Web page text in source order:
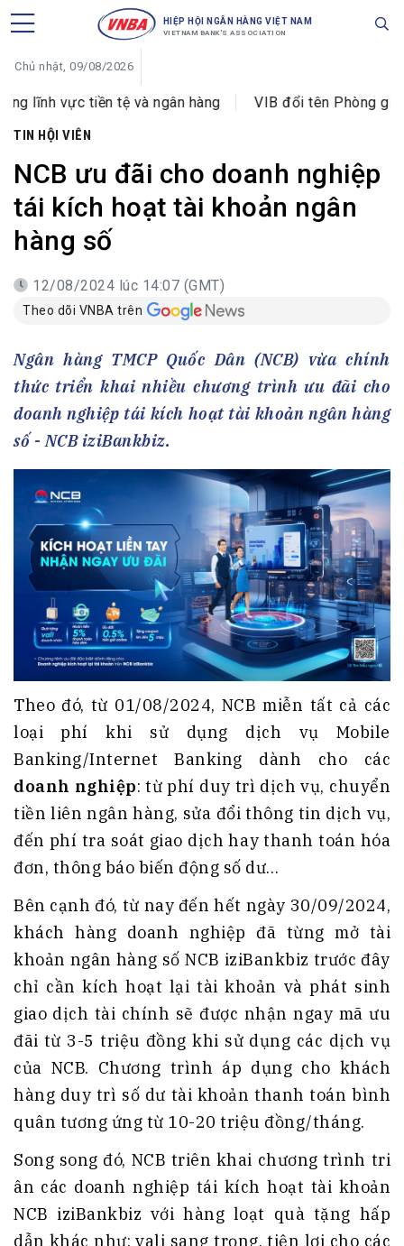
HIỆP HỘI NGÂN HÀNG VIỆT NAM
VIETNAM BANK'S ASSOCIATION
Chủ nhật, 09/08/2026
tiền tệ và ngân hàng VIB đổi tên Phòng giao dịch
TIN HỘI VIÊN
NCB ưu đãi cho doanh nghiệp
tái kích hoạt tài khoản ngân
hàng số
12/08/2024 lúc 14:07 (GMT)
Theo dõi VNBA trên
Ngân hàng TMCP Quốc Dân (NCB) vừa chính
thức triển khai nhiều chương trình ưu đãi cho
doanh nghiệp tái kích hoạt tài khoản ngân hàng
số - NCB iziBankbiz.
Theo đó, từ 01/08/2024, NCB miễn tất cả các
loại phí khi sử dụng dịch vụ Mobile
Banking/Internet Banking dành cho các
doanh nghiệp: từ phí duy trì dịch vụ, chuyển
tiền liên ngân hàng, sửa đổi thông tin dịch vụ,
đến phí tra soát giao dịch hay thanh toán hóa
đơn, thông báo biến động số dư…
Bên cạnh đó, từ nay đến hết ngày 30/09/2024,
khách hàng doanh nghiệp đã từng mở tài
khoản ngân hàng số NCB iziBankbiz trước đây
chỉ cần kích hoạt lại tài khoản và phát sinh
giao dịch tài chính sẽ được nhận ngay mã ưu
đãi từ 3-5 triệu đồng khi sử dụng các dịch vụ
của NCB. Chương trình áp dụng cho khách
hàng duy trì số dư tài khoản thanh toán bình
quân tương ứng từ 10-20 triệu đồng/tháng.
Song song đó, NCB triên khai chương trình tri
ân các doanh nghiệp tái kích hoạt tài khoản
NCB iziBankbiz với hàng loạt quà tặng hấp
dẫn khác như: vali sang trọng, tiện lợi cho các